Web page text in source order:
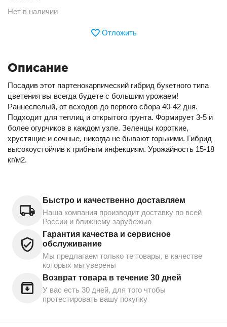
Нет в наличии
Отложить
Описание
Посадив этот партенокарпический гибрид букетного типа
цветения вы всегда будете с большим урожаем!
Раннеспелый, от всходов до первого сбора 40-42 дня.
Подходит для теплиц и открытого грунта. Формирует 3-5 и
более огурчиков в каждом узле. Зеленцы короткие,
хрустящие и сочные, никогда не бывают горькими. Гибрид
высокоустойчив к грибным инфекциям. Урожайность 15-18
кг/м2.
Быстро и качественно доставляем
Наша компания производит доставку по всей
России и ближнему зарубежью
Гарантия качества и сервисное
обслуживание
Мы предлагаем только те товары, в качестве
которых мы уверены
Возврат товара в течение 30 дней
У вас есть 30 дней, для того чтобы
протестировать вашу покупку